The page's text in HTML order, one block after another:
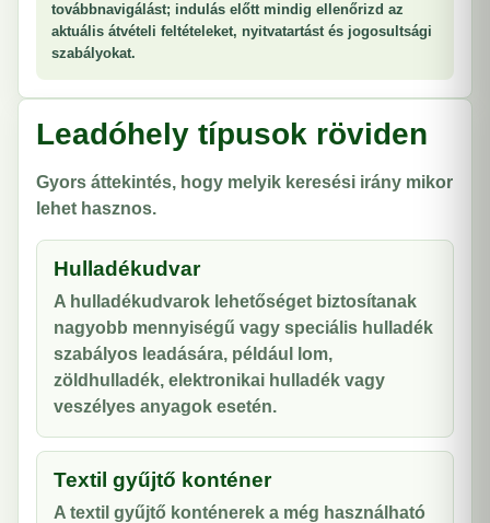
továbbnavigálást; indulás előtt mindig ellenőrizd az
aktuális átvételi feltételeket, nyitvatartást és jogosultsági
szabályokat.
Leadóhely típusok röviden
Gyors áttekintés, hogy melyik keresési irány mikor
lehet hasznos.
Hulladékudvar
A hulladékudvarok lehetőséget biztosítanak
nagyobb mennyiségű vagy speciális hulladék
szabályos leadására, például lom,
zöldhulladék, elektronikai hulladék vagy
veszélyes anyagok esetén.
Textil gyűjtő konténer
A textil gyűjtő konténerek a még használható